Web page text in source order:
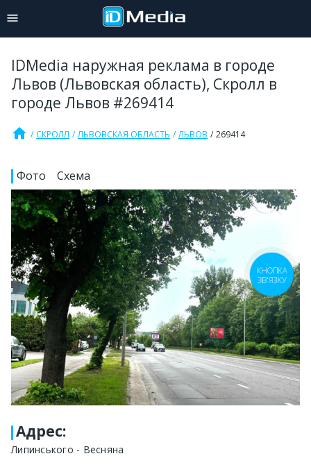
IDMedia наружная реклама в городе
Львов (Львовская область), Скролл в
городе Львов #269414
home СКРОЛЛ ЛЬВОВСКАЯ ОБЛАСТЬ ЛЬВОВ 269414
Фото Схема
Адрес:
Липинського - Весняна
КНОПКА
ЗВ'ЯЗКУ